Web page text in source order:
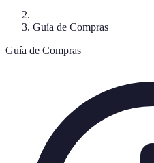
Guía de Compras
Guía de Compras